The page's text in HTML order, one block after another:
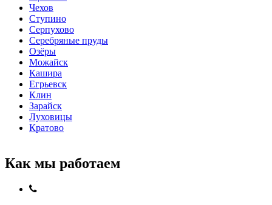
Чехов
Ступино
Серпухово
Серебряные пруды
Озёры
Можайск
Кашира
Егрьевск
Клин
Зарайск
Луховицы
Кратово
Как мы работаем